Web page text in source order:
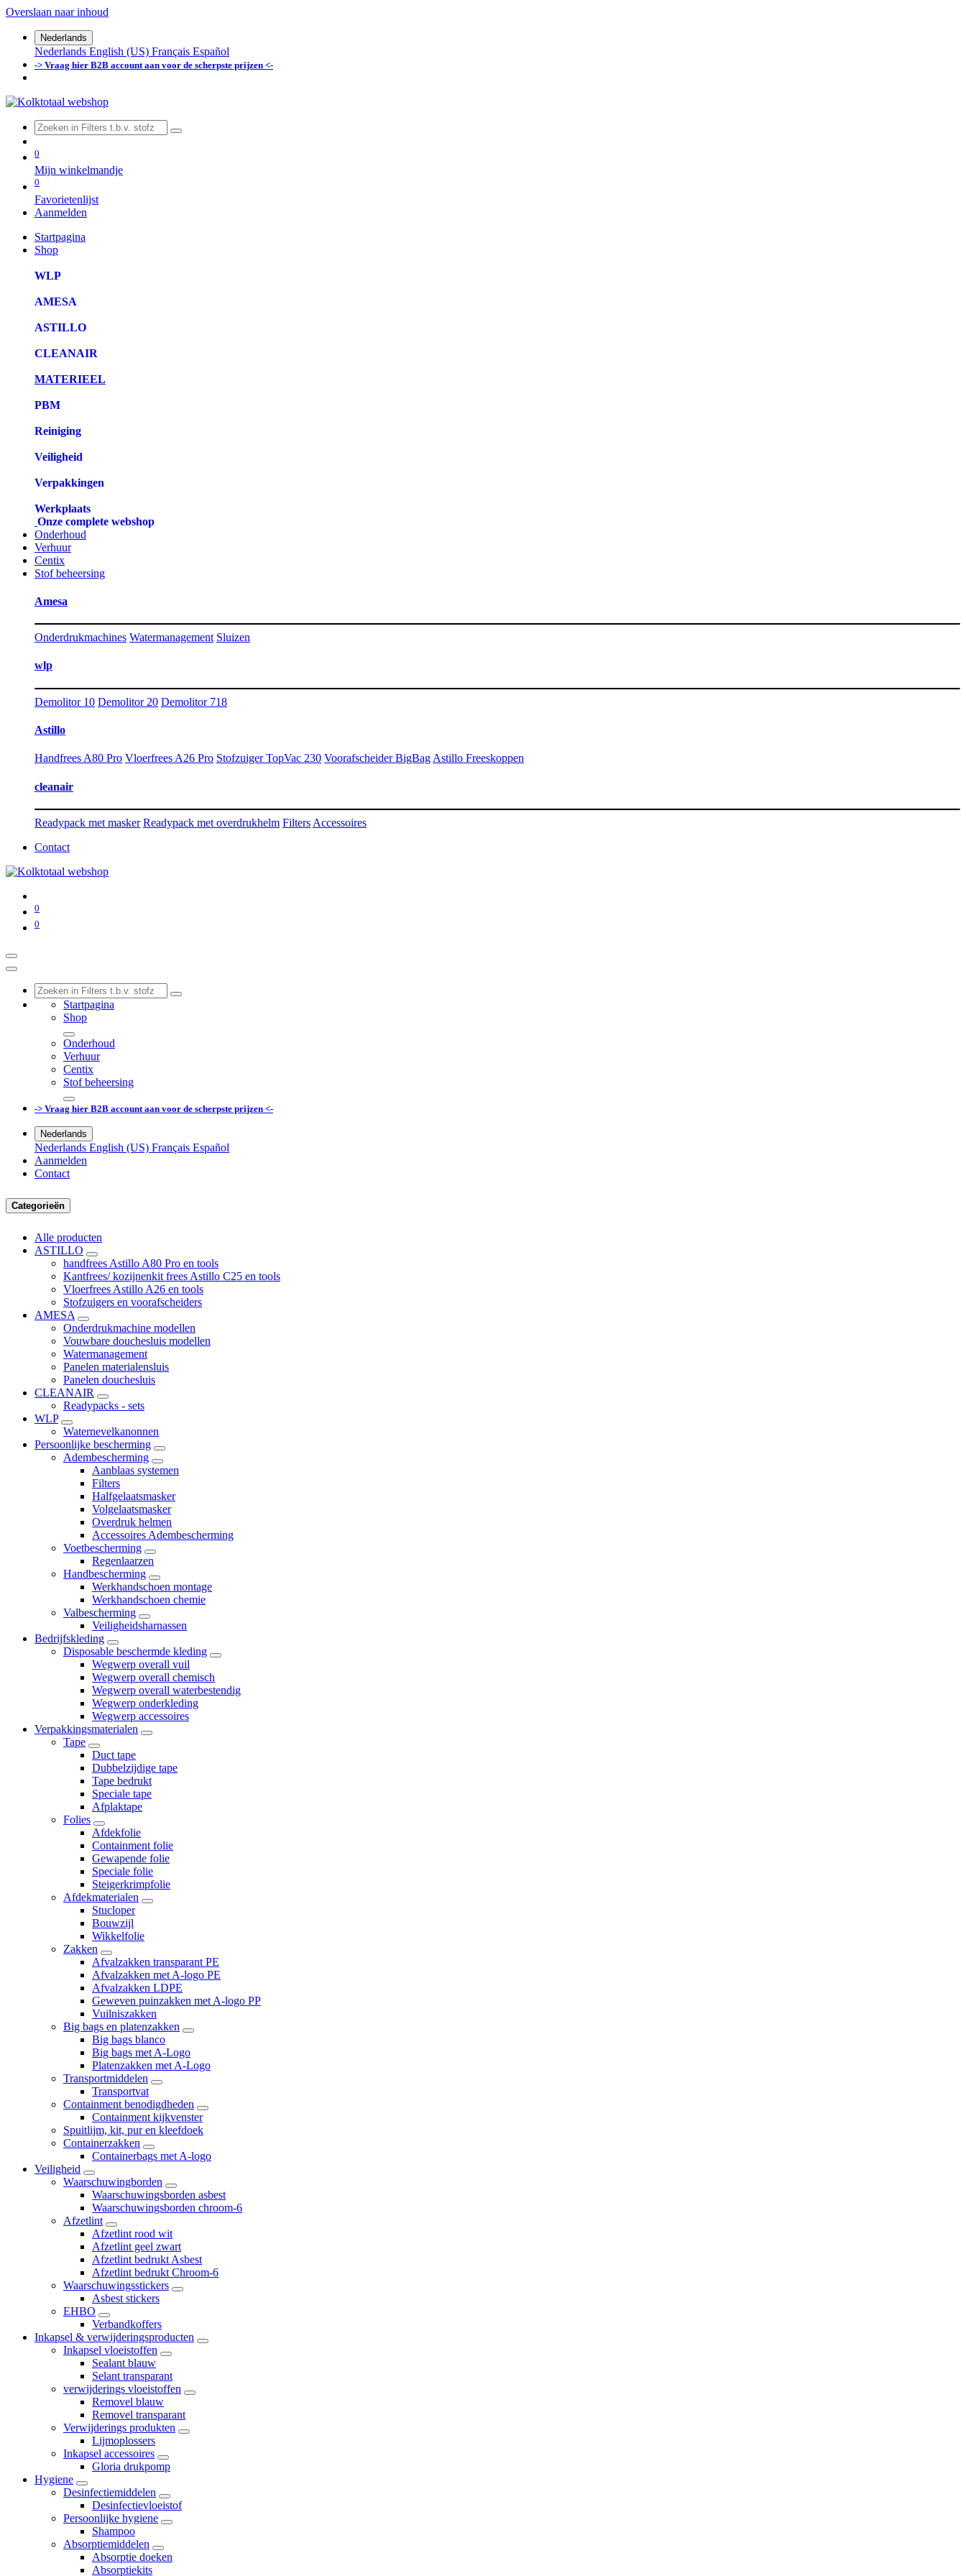
Overslaan naar inhoud
Nederlands
Nederlands English (US) Français Español
-> Vraag hier B2B account aan voor de scherpste prijzen <-
0
Mijn winkelmandje
0
Favorietenlijst
Aanmelden
Startpagina
Shop
WLP
AMESA
ASTILLO
CLEANAIR
MATERIEEL
PBM
Reiniging
Veiligheid
Verpakkingen
Werkplaats
Onze complete webshop
Onderhoud
Verhuur
Centix
Stof beheersing
Amesa
Onderdrukmachines Watermanagement Sluizen
wlp
Demolitor 10 Demolitor 20 Demolitor 718
Astillo
Handfrees A80 Pro Vloerfrees A26 Pro Stofzuiger TopVac 230 Voorafscheider BigBag Astillo Freeskoppen
cleanair
Readypack met masker Readypack met overdrukhelm Filters Accessoires
Contact
0
0
Startpagina
Shop
Onderhoud
Verhuur
Centix
Stof beheersing
-> Vraag hier B2B account aan voor de scherpste prijzen <-
Nederlands
Nederlands English (US) Français Español
Aanmelden
Contact
Categorieën
Alle producten
ASTILLO
handfrees Astillo A80 Pro en tools
Kantfrees/ kozijnenkit frees Astillo C25 en tools
Vloerfrees Astillo A26 en tools
Stofzuigers en voorafscheiders
AMESA
Onderdrukmachine modellen
Vouwbare douchesluis modellen
Watermanagement
Panelen materialensluis
Panelen douchesluis
CLEANAIR
Readypacks - sets
WLP
Waternevelkanonnen
Persoonlijke bescherming
Adembescherming
Aanblaas systemen
Filters
Halfgelaatsmasker
Volgelaatsmasker
Overdruk helmen
Accessoires Adembescherming
Voetbescherming
Regenlaarzen
Handbescherming
Werkhandschoen montage
Werkhandschoen chemie
Valbescherming
Veiligheidsharnassen
Bedrijfskleding
Disposable beschermde kleding
Wegwerp overall vuil
Wegwerp overall chemisch
Wegwerp overall waterbestendig
Wegwerp onderkleding
Wegwerp accessoires
Verpakkingsmaterialen
Tape
Duct tape
Dubbelzijdige tape
Tape bedrukt
Speciale tape
Afplaktape
Folies
Afdekfolie
Containment folie
Gewapende folie
Speciale folie
Steigerkrimpfolie
Afdekmaterialen
Stucloper
Bouwzijl
Wikkelfolie
Zakken
Afvalzakken transparant PE
Afvalzakken met A-logo PE
Afvalzakken LDPE
Geweven puinzakken met A-logo PP
Vuilniszakken
Big bags en platenzakken
Big bags blanco
Big bags met A-Logo
Platenzakken met A-Logo
Transportmiddelen
Transportvat
Containment benodigdheden
Containment kijkvenster
Spuitlijm, kit, pur en kleefdoek
Containerzakken
Containerbags met A-logo
Veiligheid
Waarschuwingborden
Waarschuwingsborden asbest
Waarschuwingsborden chroom-6
Afzetlint
Afzetlint rood wit
Afzetlint geel zwart
Afzetlint bedrukt Asbest
Afzetlint bedrukt Chroom-6
Waarschuwingsstickers
Asbest stickers
EHBO
Verbandkoffers
Inkapsel & verwijderingsproducten
Inkapsel vloeistoffen
Sealant blauw
Selant transparant
verwijderings vloeistoffen
Removel blauw
Removel transparant
Verwijderings produkten
Lijmoplossers
Inkapsel accessoires
Gloria drukpomp
Hygiene
Desinfectiemiddelen
Desinfectievloeistof
Persoonlijke hygiene
Shampoo
Absorptiemiddelen
Absorptie doeken
Absorptiekits